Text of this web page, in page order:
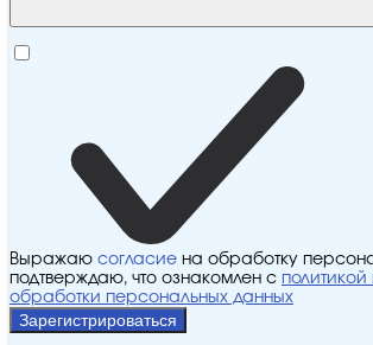
Выражаю согласие на обработку
подтверждаю, что ознакомлен с
обработки персональных данных
Зарегистрироваться